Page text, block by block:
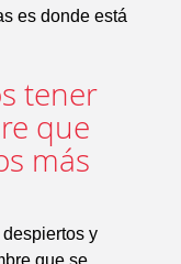
es donde está
tener
que
más
y
que se